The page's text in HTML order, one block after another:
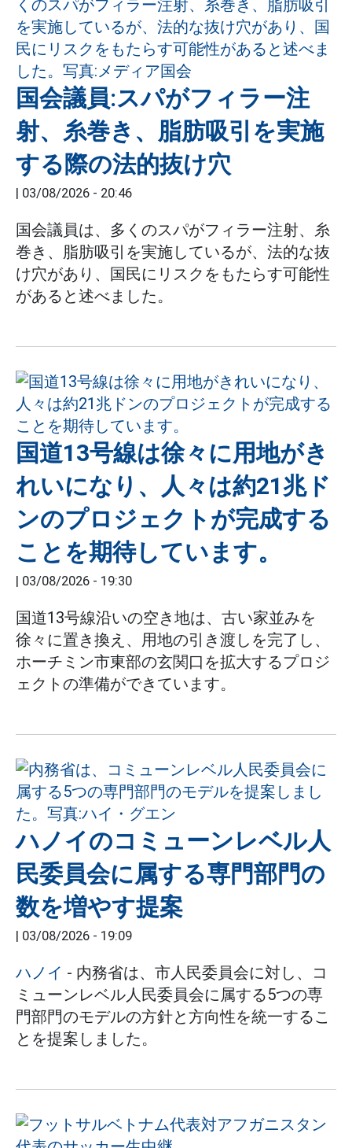
国会議員:スパがフィラー注
射、糸巻き、脂肪吸引を実施
する際の法的抜け穴
| 03/08/2026 - 20:46
国会議員は、多くのスパがフィラー注射、糸
巻き、脂肪吸引を実施しているが、法的な抜
け穴があり、国民にリスクをもたらす可能性
があると述べました。
国道13号線は徐々に用地がき
れいになり、人々は約21兆ド
ンのプロジェクトが完成する
ことを期待しています。
| 03/08/2026 - 19:30
国道13号線沿いの空き地は、古い家並みを
徐々に置き換え、用地の引き渡しを完了し、
ホーチミン市東部の玄関口を拡大するプロジ
ェクトの準備ができています。
ハノイのコミューンレベル人
民委員会に属する専門部門の
数を増やす提案
| 03/08/2026 - 19:09
ハノイ - 内務省は、市人民委員会に対し、コ
ミューンレベル人民委員会に属する5つの専
門部門のモデルの方針と方向性を統一するこ
とを提案しました。